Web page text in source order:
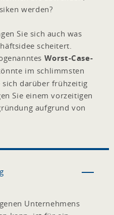
werden?
Sie sich auch was
scheitert.
Worst-Case-
im schlimmsten
sich darüber frühzeitig
Sie einem vorzeitigen
aufgrund von
Unternehmens